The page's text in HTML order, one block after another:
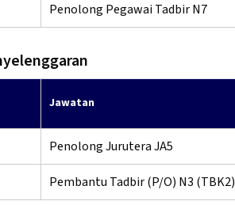
Penolong Pegawai Tadbir N7
Jawatan
Penolong Jurutera JA5
Pembantu Tadbir (P/O) N3 (TBK2)